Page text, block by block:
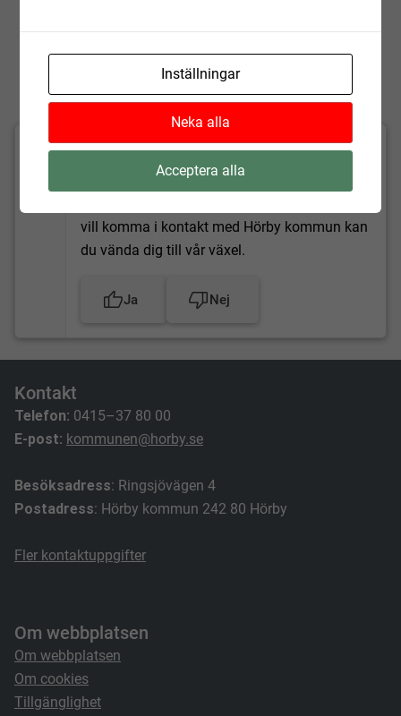
Fick du hjälp av informationen på
vill komma i kontakt med Hörby kommun kan
du vända dig till vår växel.
Ja Nej
Kontakt
Telefon: 0415–37 80 00
E-post: kommunen@horby.se
Besöksadress: Ringsjövägen 4
Postadress: Hörby kommun 242 80 Hörby
Fler kontaktuppgifter
Om webbplatsen
Om webbplatsen
Om cookies
Tillgänglighet
Inställningar
Neka alla
Acceptera alla